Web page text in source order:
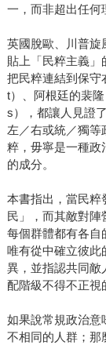
一，而非超出任何
英國脫歐、川普旋
貼上「民粹主義
把民粹連結到保守
t）、阿根廷的裴
s），都讓人見證
左／右或統／獨等
粹，毋寧是一種政
的成分。
本書指出，當民粹
民」，而其敵對陣
每個群體都有各自
唯有從中確立彼此
異，並指認共同敵
配階級不得不正視
如果說常規政治意
不相同的人群；那